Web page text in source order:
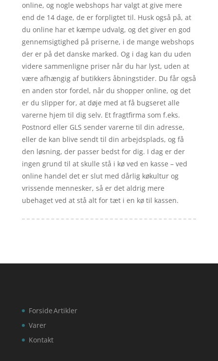
online, og nogle webshops har valgt at give mere
end de 14 dage, de er forpligtet til. Husk også på, at
du online har et kæmpe udvalg, og det giver en god
gennemsigtighed på priserne, i de mange webshops
der er på det danske marked. Og i dag kan du uden
videre sammenligne priser når du har lyst, uden at
være afhængig af butikkers åbningstider. Du får også
en anden stor fordel, når du shopper online, og det
er du slipper for, at døje med at få bugseret alle
varerne hjem til dig selv. Et fragtfirma som f.eks.
Postnord eller GLS sender varerne til din adresse,
eller de kan blive sendt til din arbejdsplads, og få
den løsning, der passer bedst for dig. I dag er der
ingen grund til at skulle stå i kø ved en kasse – ved
online handel det er slut med dårlig køkultur og
vrissende mennesker, så er det aldrig mere
ubehaget ved at stå alt for tæt i en kø til kassen.
Forside
Varer
Kontakt
Artikler